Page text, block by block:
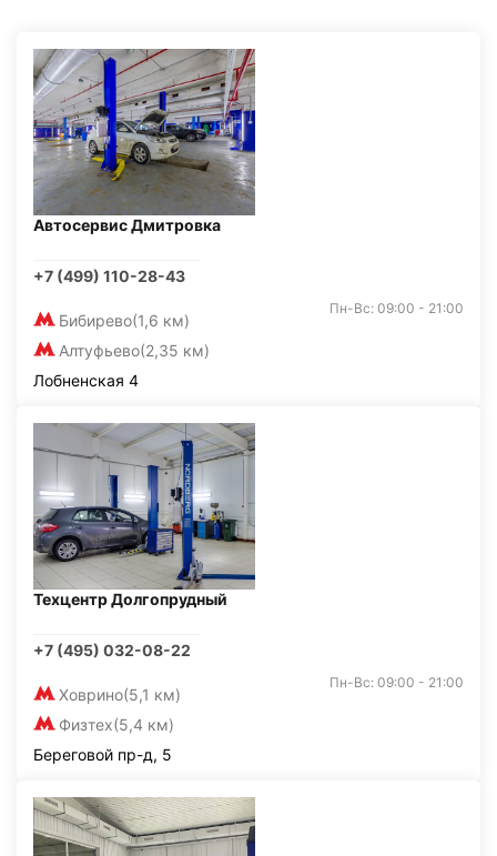
Автосервис Дмитровка
+7 (499) 110-28-43
Бибирево(1,6 км)
Алтуфьево(2,35 км)
Пн-Вс: 09:00 - 21:00
Лобненская 4
Техцентр Долгопрудный
+7 (495) 032-08-22
Ховрино(5,1 км)
Физтех(5,4 км)
Пн-Вс: 09:00 - 21:00
Береговой пр-д, 5